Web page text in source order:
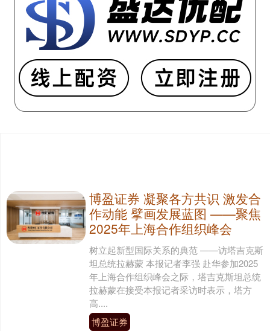
博盈证券 凝聚各方共识 激发合
作动能 擘画发展蓝图 ——聚焦
2025年上海合作组织峰会
树立起新型国际关系的典范 ——访塔吉克斯
坦总统拉赫蒙 本报记者李强 赴华参加2025
年上海合作组织峰会之际，塔吉克斯坦总统
拉赫蒙在接受本报记者采访时表示，塔方
高....
博盈证券